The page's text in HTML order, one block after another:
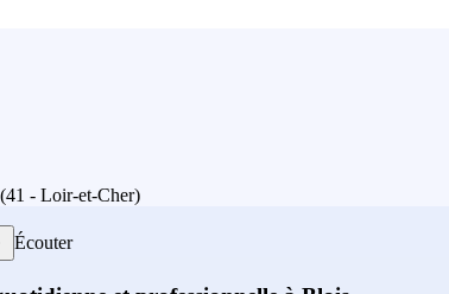
- Loir-et-Cher)
Écouter